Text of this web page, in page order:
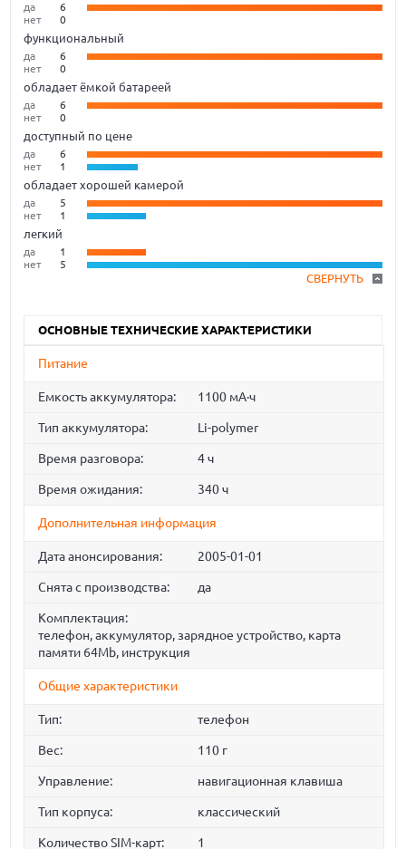
да
6
нет
0
функциональный
да
6
нет
0
обладает ёмкой батареей
да
6
нет
0
доступный по цене
да
6
нет
1
обладает хорошей камерой
да
5
нет
1
легкий
да
1
нет
5
СВЕРНУТЬ
ОСНОВНЫЕ ТЕХНИЧЕСКИЕ ХАРАКТЕРИСТИКИ
Питание
Емкость аккумулятора: 1100 мА·ч
Тип аккумулятора: Li-polymer
Время разговора: 4 ч
Время ожидания: 340 ч
Дополнительная информация
Дата анонсирования: 2005-01-01
Снята с производства: да
Комплектация:
телефон, аккумулятор, зарядное устройство, карта
памяти 64Mb, инструкция
Общие характеристики
Тип: телефон
Вес: 110 г
Управление: навигационная клавиша
Тип корпуса: классический
Количество SIM-карт: 1